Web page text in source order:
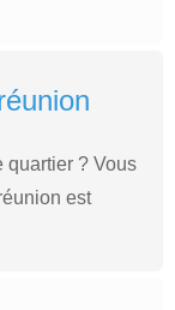
quartier ? Vous
est